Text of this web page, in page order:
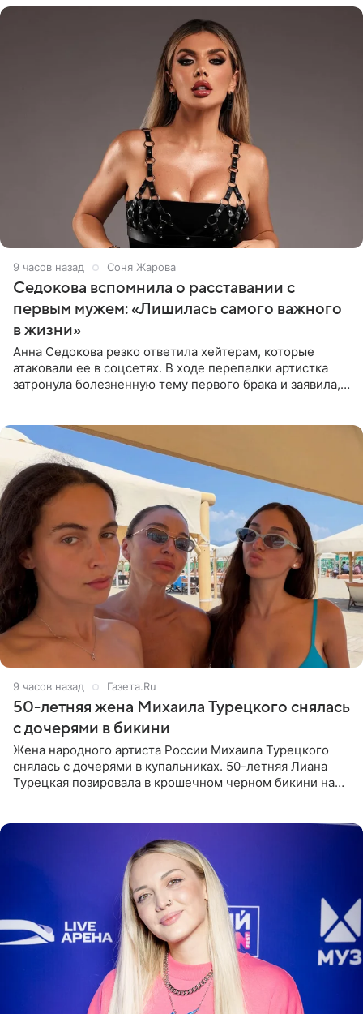
9 часов назад Соня Жарова
Седокова вспомнила о расставании с
первым мужем: «Лишилась самого важного
в жизни»
Анна Седокова резко ответила хейтерам, которые
атаковали ее в соцсетях. В ходе перепалки артистка
затронула болезненную тему первого брака и заявила,
9 часов назад Газета.Ru
50-летняя жена Михаила Турецкого снялась
с дочерями в бикини
Жена народного артиста России Михаила Турецкого
снялась с дочерями в купальниках. 50-летняя Лиана
Турецкая позировала в крошечном черном бикини на